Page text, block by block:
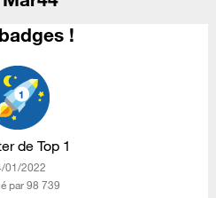
!
de Top 1
01/2022
par 98 739